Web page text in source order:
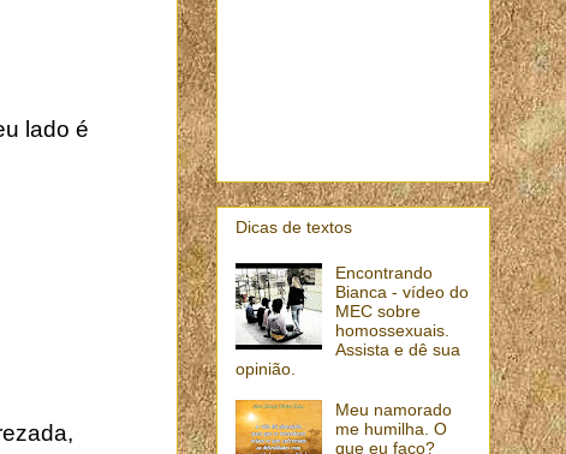
lado é
Dicas de textos
Encontrando
Bianca - vídeo do
MEC sobre
homossexuais.
Assista e dê sua
opinião.
Meu namorado
me humilha. O
que eu faço?